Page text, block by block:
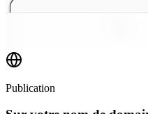
Publication